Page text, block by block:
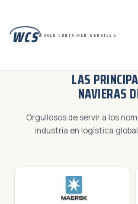
WCSWORLD CONTAINER SERVICES
LAS
NAVIERAS
Orgullosos de servir a los
industria en logística